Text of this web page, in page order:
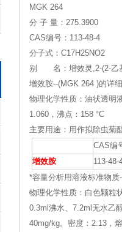
MGK 264
分 子 量：275.3900
CAS编号：113-48-4
分子式：C17H25NO2
别 名：增效灵,2-(2-乙
增效胺--(MGK 264 )的详
物理化学性质：油状透明
1.060，沸点：158 °C
主要用途：用作拟除虫菊
CAS编
增效胺
113-48-
*容量分析用溶液标准物
物理化学性质：白色颗粒
0.3ml沸水、7.2ml无水乙
40mg/kg。密度：2.13，